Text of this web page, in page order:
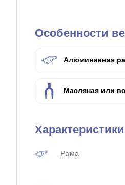
Особенности
Алюминиевая
Масляная или
Характеристики
Рама